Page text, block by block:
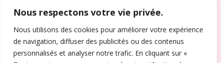
Nous respectons votre vie privée.
Nous utilisons des cookies pour améliorer votre expérience
de navigation, diffuser des publicités ou des contenus
personnalisés et analyser notre trafic. En cliquant sur «
Tel : 06 10 82 27 37
Email:cedric@maitredeceremonie.fr